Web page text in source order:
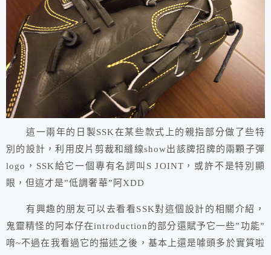
這一兩年的日製SSK在某些款式上的親指部分做了些特
別的設計，利用皮片剪裁和縫線show出該牌招牌的兩顆子彈
logo，SSK給它一個專有名詞叫S JOINT，或許不是特別顯
眼，但這才是”低調奢華”阿XDD
有興趣的朋友可以去看看SSK對這個設計的相關介紹，
鬼靈精怪的阿本仔在introduction的部分還賦予它一些”功能”
唷~不過在我看過它的描述之後，基本上還是噱頭多於實質啦